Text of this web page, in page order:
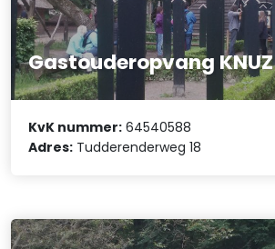
Gastouderopvang KNUZ
KvK nummer: 64540588
Adres: Tudderenderweg 18